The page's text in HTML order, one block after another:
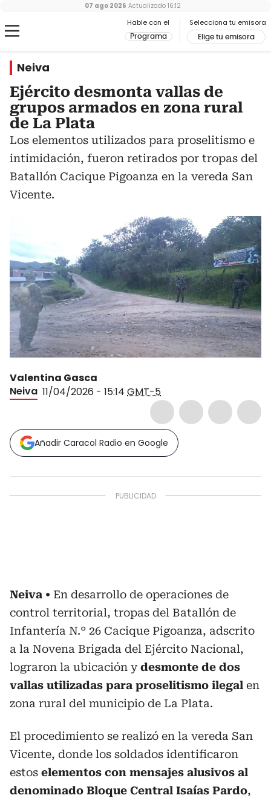
Hable con el
Programa
Selecciona tu emisora
Elige tu emisora
07 ago 2026 Actualizado 16:12
Neiva
Ejército desmonta vallas de
grupos armados en zona rural
de La Plata
Los elementos utilizados para proselitismo e
intimidación, fueron retirados por tropas del
Batallón Cacique Pigoanza en la vereda San
Vicente.
Valentina Gasca
Neiva 11/04/2026 - 15:14 GMT-5
Añadir Caracol Radio en Google
Neiva
En desarrollo de operaciones de
control territorial, tropas del Batallón de
Infantería N.° 26 Cacique Pigoanza, adscrito
a la Novena Brigada del Ejército Nacional,
lograron la ubicación ydesmonte de dos
vallas utilizadas para proselitismo ilegal en
zona rural del municipio de La Plata.
El procedimiento se realizó en la vereda San
Vicente, donde los soldados identificaron
estos elementos con mensajes alusivos al
denominado Bloque Central Isaías Pardo,